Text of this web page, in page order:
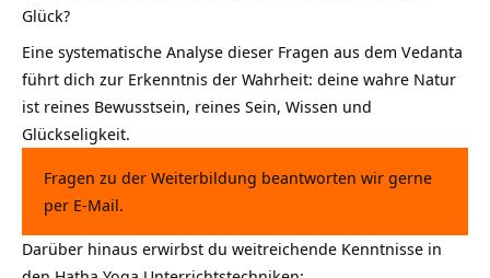
Glück?
Eine systematische Analyse dieser Fragen aus dem Vedanta
führt dich zur Erkenntnis der Wahrheit: deine wahre Natur
ist reines Bewusstsein, reines Sein, Wissen und
Glückseligkeit.
Fragen zu der Weiterbildung beantworten wir gerne
per E-Mail.
Darüber hinaus erwirbst du weitreichende Kenntnisse in